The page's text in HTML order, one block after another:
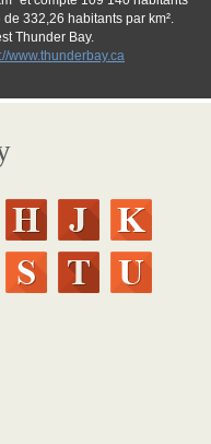
332,26 habitants par km².
Thunder Bay.
www.thunderbay.ca